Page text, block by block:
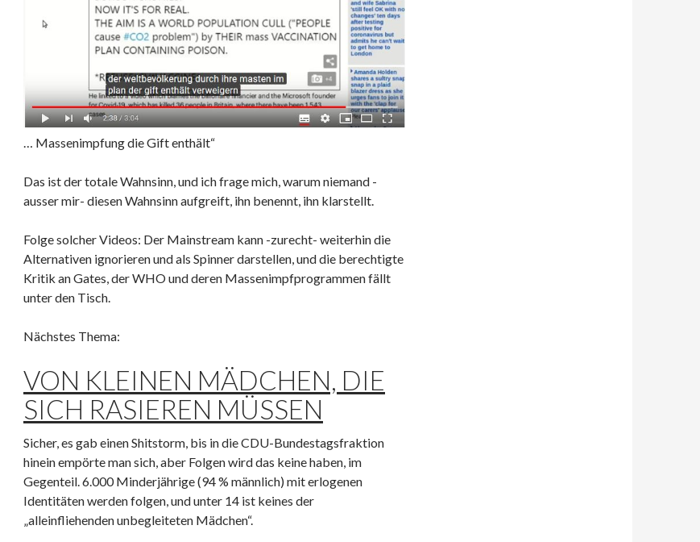
… Massenimpfung die Gift enthält“
Das ist der totale Wahnsinn, und ich frage mich, warum niemand -
ausser mir- diesen Wahnsinn aufgreift, ihn benennt, ihn klarstellt.
Folge solcher Videos: Der Mainstream kann -zurecht- weiterhin die
Alternativen ignorieren und als Spinner darstellen, und die berechtigte
Kritik an Gates, der WHO und deren Massenimpfprogrammen fällt
unter den Tisch.
Nächstes Thema:
VON KLEINEN MÄDCHEN, DIE
SICH RASIEREN MÜSSEN
Sicher, es gab einen Shitstorm, bis in die CDU-Bundestagsfraktion
hinein empörte man sich, aber Folgen wird das keine haben, im
Gegenteil. 6.000 Minderjährige (94 % männlich) mit erlogenen
Identitäten werden folgen, und unter 14 ist keines der
„alleinfliehenden unbegleiteten Mädchen“.